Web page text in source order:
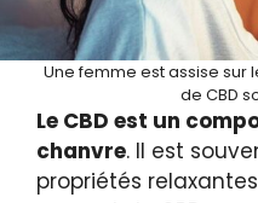
Une femme est assise sur
de CBD
Le CBD est un
chanvre. Il est
propriétés